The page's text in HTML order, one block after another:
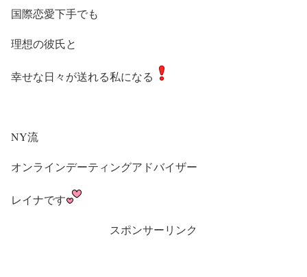
国際恋愛下手でも
理想の彼氏と
幸せな日々が送れる私になる
NY流
オンラインデーティングアドバイザー
レイナです
スポンサーリンク